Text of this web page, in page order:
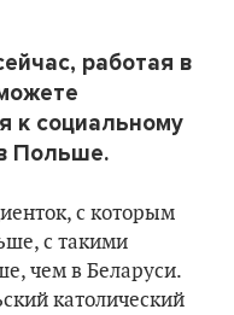
работая в
к социальному
Польше.
с которым
с такими
чем в Беларуси.
католический